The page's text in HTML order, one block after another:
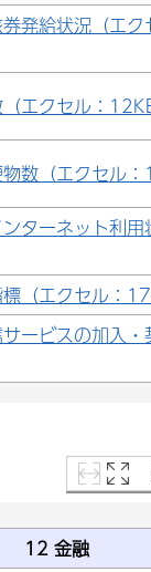
発給状況（エ
エクセル：12KB
数（エクセル：
ターネット利用
（エクセル：
ービスの加入・
12 金融